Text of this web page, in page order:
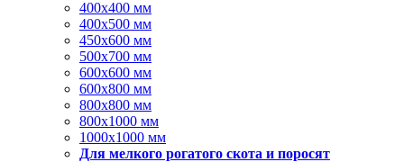
400х400 мм
400х500 мм
450х600 мм
500х700 мм
600х600 мм
600х800 мм
800х800 мм
800х1000 мм
1000х1000 мм
Для мелкого рогатого скота и поросят